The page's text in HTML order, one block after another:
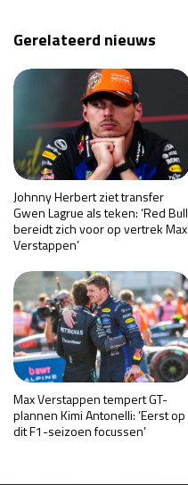
Gerelateerd nieuws
Johnny Herbert ziet transfer
Gwen Lagrue als teken: ‘Red Bull
bereidt zich voor op vertrek Max
Verstappen’
Max Verstappen tempert GT-
plannen Kimi Antonelli: ‘Eerst op
dit F1-seizoen focussen’